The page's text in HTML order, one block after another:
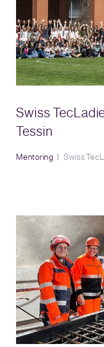
Swiss
Tessin
Mentoring Swiss